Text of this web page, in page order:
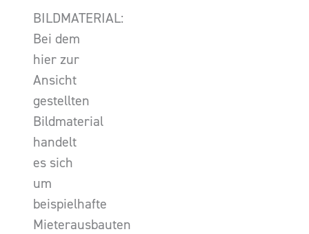
BILDMATERIAL:
Bei dem
hier zur
Ansicht
gestellten
Bildmaterial
handelt
es sich
um
beispielhafte
Mieterausbauten